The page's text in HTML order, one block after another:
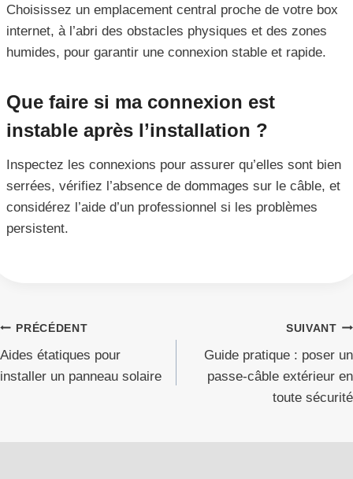
Choisissez un emplacement central proche de votre box
internet, à l’abri des obstacles physiques et des zones
humides, pour garantir une connexion stable et rapide.
Que faire si ma connexion est
instable après l’installation ?
Inspectez les connexions pour assurer qu’elles sont bien
serrées, vérifiez l’absence de dommages sur le câble, et
considérez l’aide d’un professionnel si les problèmes
persistent.
Navigation
de
PRÉCÉDENT
Aides étatiques pour
installer un panneau solaire
SUIVANT
Guide pratique : poser un
passe-câble extérieur en
toute sécurité